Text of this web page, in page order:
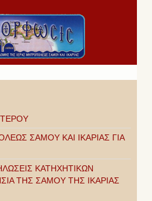
ΣΑΜΟΥ ΚΑΙ ΙΚΑΡΙΑΣ ΓΙΑ
ΚΑΤΗΧΗΤΙΚΩΝ
ΤΗΣ ΣΑΜΟΥ ΤΗΣ ΙΚΑΡΙΑΣ